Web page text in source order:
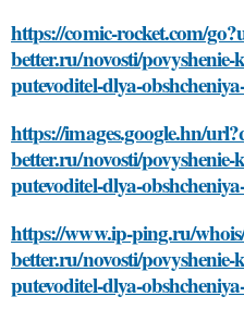
https://comic-rocket.com/
better.ru/novosti/
putevoditel-dlya-
https://images.google.hn/
better.ru/novosti/
putevoditel-dlya-
https://www.ip-ping.ru/
better.ru/novosti/
putevoditel-dlya-